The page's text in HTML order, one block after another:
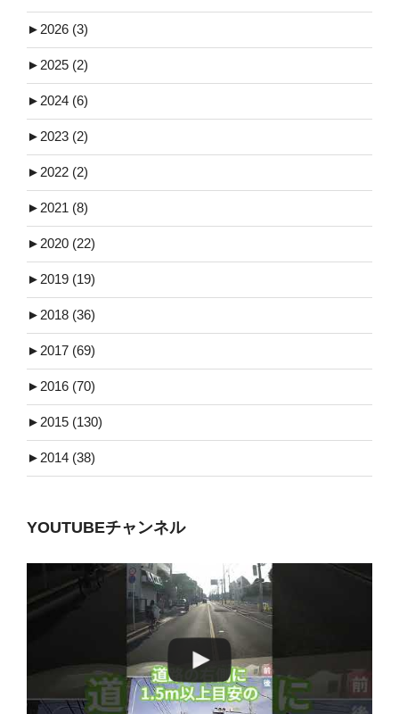
► 2026 (3)
► 2025 (2)
► 2024 (6)
► 2023 (2)
► 2022 (2)
► 2021 (8)
► 2020 (22)
► 2019 (19)
► 2018 (36)
► 2017 (69)
► 2016 (70)
► 2015 (130)
► 2014 (38)
YOUTUBEチャンネル